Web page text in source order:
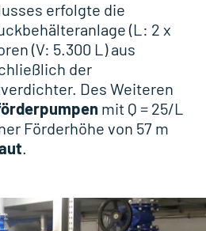
erfolgte die
(L: 2 x
(V: 5.300 L) aus
der
Des Weiteren
mit Q = 25/L
Förderhöhe von 57 m
.